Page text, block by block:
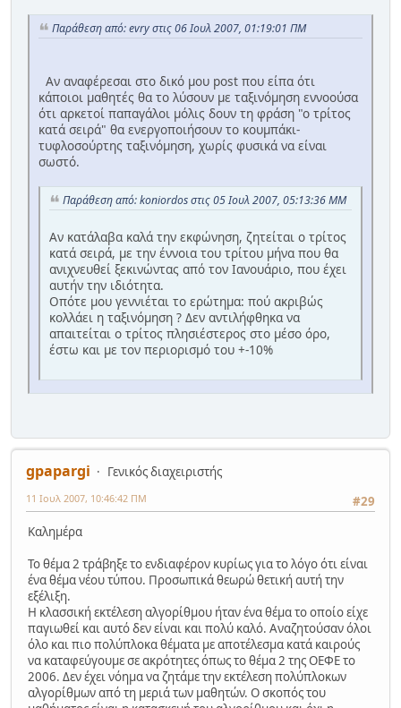
Παράθεση από: evry στις 06 Ιουλ 2007, 01:19:01 ΠΜ
Αν αναφέρεσαι στο δικό μου post που είπα ότι
κάποιοι μαθητές θα το λύσουν με ταξινόμηση εννοούσα
ότι αρκετοί παπαγάλοι μόλις δουν τη φράση "ο τρίτος
κατά σειρά" θα ενεργοποιήσουν το κουμπάκι-
τυφλοσούρτης ταξινόμηση, χωρίς φυσικά να είναι
σωστό.
Παράθεση από: koniordos στις 05 Ιουλ 2007, 05:13:36 ΜΜ
Αν κατάλαβα καλά την εκφώνηση, ζητείται ο τρίτος
κατά σειρά, με την έννοια του τρίτου μήνα που θα
ανιχνευθεί ξεκινώντας από τον Ιανουάριο, που έχει
αυτήν την ιδιότητα.
Οπότε μου γεννιέται το ερώτημα: πού ακριβώς
κολλάει η ταξινόμηση ? Δεν αντιλήφθηκα να
απαιτείται ο τρίτος πλησιέστερος στο μέσο όρο,
έστω και με τον περιορισμό του +-10%
gpapargi
Γενικός διαχειριστής
#29
11 Ιουλ 2007, 10:46:42 ΠΜ
Καλημέρα
Το θέμα 2 τράβηξε το ενδιαφέρον κυρίως για το λόγο ότι είναι
ένα θέμα νέου τύπου. Προσωπικά θεωρώ θετική αυτή την
εξέλιξη.
Η κλασσική εκτέλεση αλγορίθμου ήταν ένα θέμα το οποίο είχε
παγιωθεί και αυτό δεν είναι και πολύ καλό. Αναζητούσαν όλοι
όλο και πιο πολύπλοκα θέματα με αποτέλεσμα κατά καιρούς
να καταφεύγουμε σε ακρότητες όπως το θέμα 2 της ΟΕΦΕ το
2006. Δεν έχει νόημα να ζητάμε την εκτέλεση πολύπλοκων
αλγορίθμων από τη μεριά των μαθητών. Ο σκοπός του